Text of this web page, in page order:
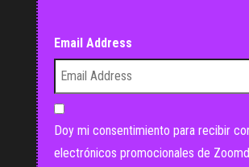
Email Address
Doy mi consentimiento para recibir
electrónicos promocionales de